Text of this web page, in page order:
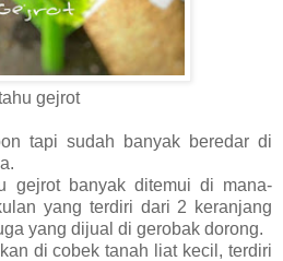
gejrot
tapi sudah banyak beredar di
gejrot banyak ditemui di mana-
yang terdiri dari 2 keranjang
yang dijual di gerobak dorong.
di cobek tanah liat kecil, terdiri